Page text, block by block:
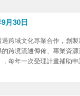
月30日
跨域文化專業合作，創
跨境流通傳佈、專業資
每年一次受理計畫補助申
）已完成簽署合作協議